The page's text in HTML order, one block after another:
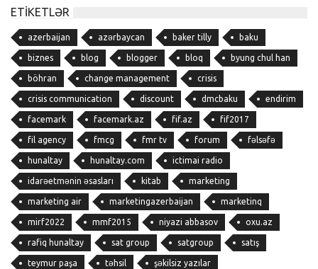
ETIKETLƏR
azerbaijan azərbaycan baker tilly baku
biznes blog blogger bloq byung chul han
böhran change management crisis
crisis communication discount dmcbaku endirim
facemark facemark.az fif.az fif2017
fil agency fmcg fmr tv forum fəlsəfə
hunaltay hunaltay.com ictimai radio
idarəetmənin əsasları kitab marketing
marketing air marketingazerbaijan marketinq
mirf2022 mmf2015 niyazi abbasov oxu.az
rafiq hunaltay sat group satgroup satış
teymur paşa təhsil şəkilsiz yazılar